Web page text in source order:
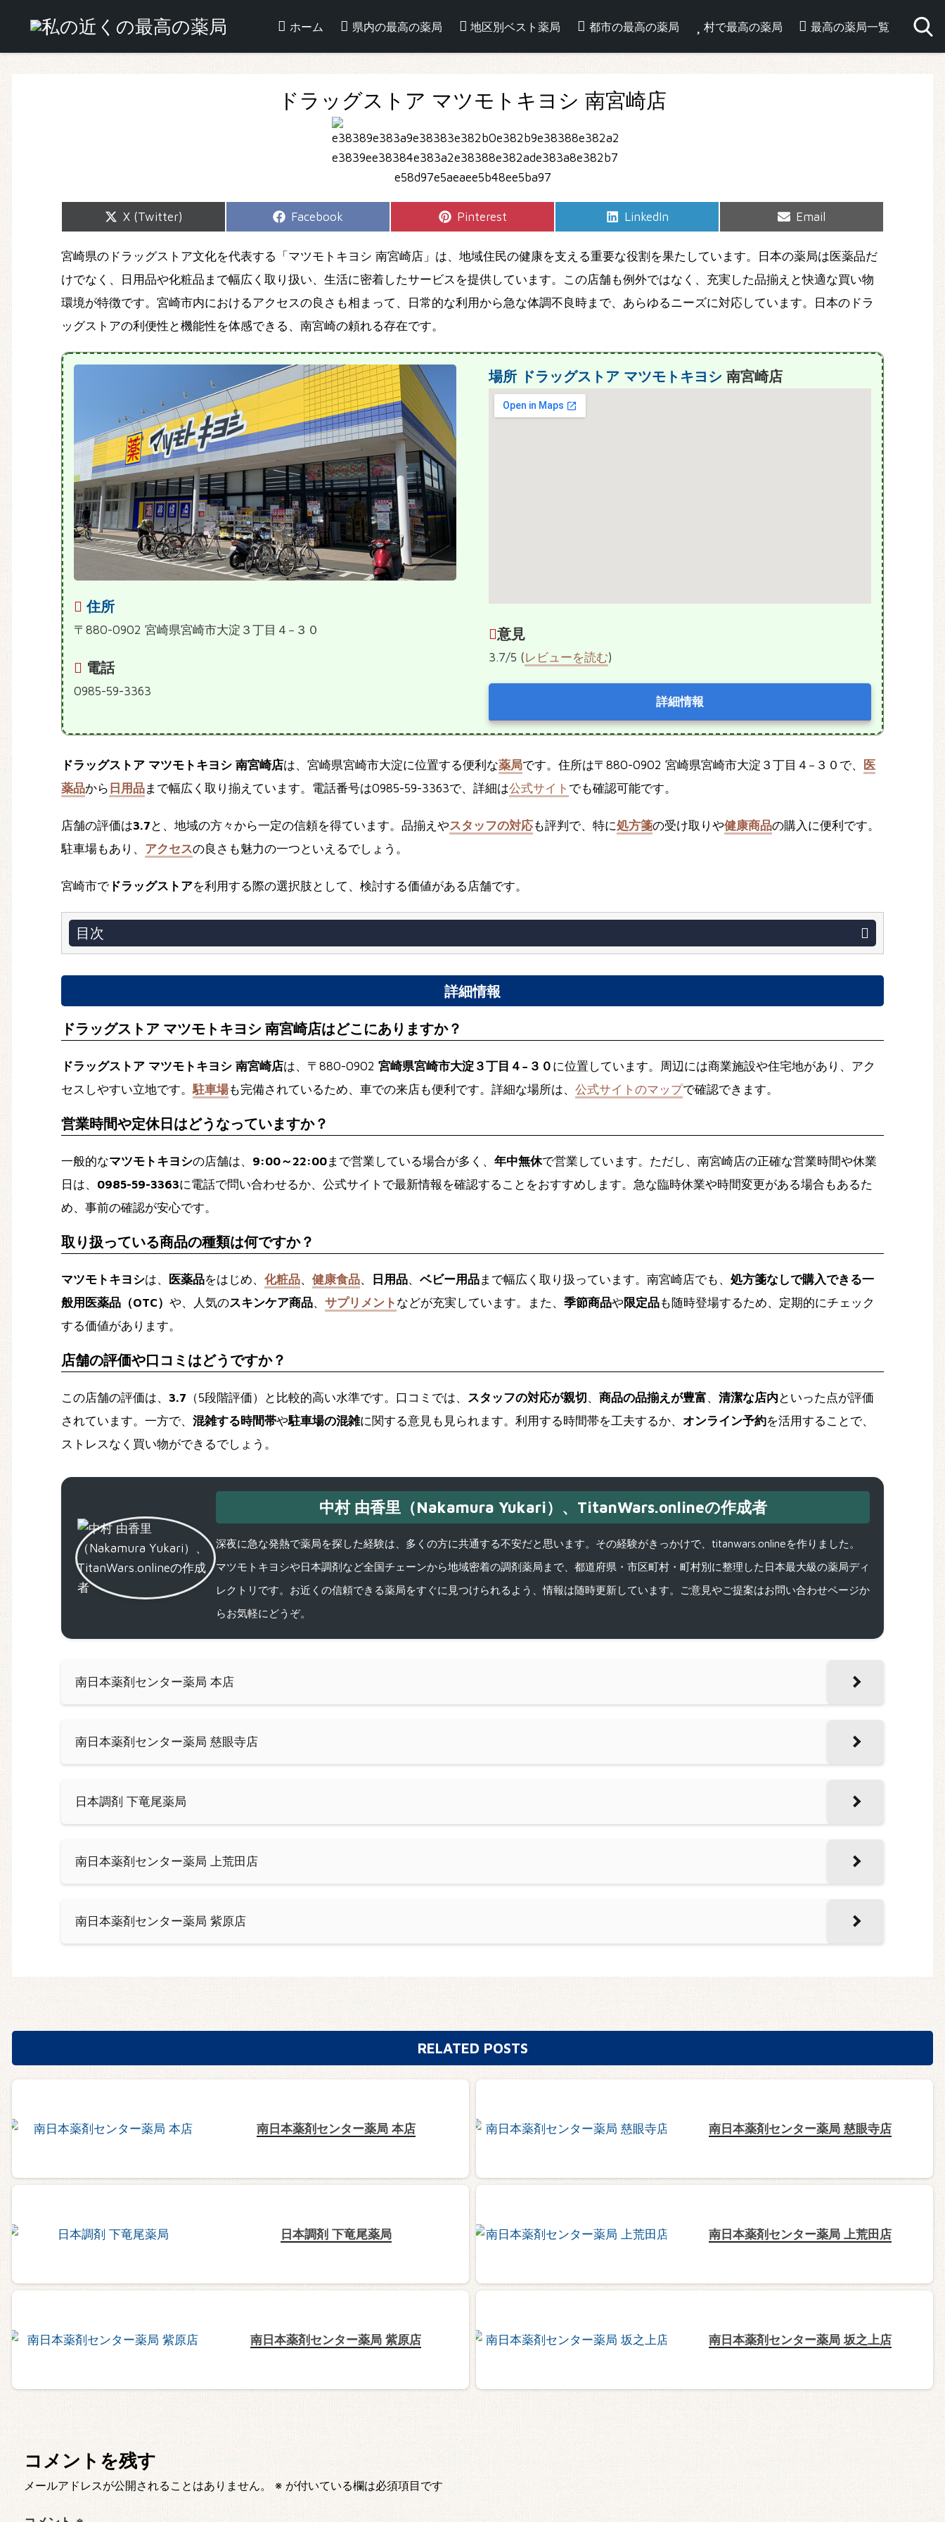
ホーム 県内の最高の薬局 地区別ベスト薬局 都市の最高の薬局 村で最高の薬局 最高の薬局一覧
ドラッグストア マツモトキヨシ 南宮崎店
Share
X (Twitter)
Share
Facebook
Share
Pinterest
Share
LinkedIn
Share
Email
宮崎県のドラッグストア文化を代表する「マツモトキヨシ 南宮崎店」は、地域住民の健康を支える重要な役割を果たしています。日本の薬局は医薬品だ
けでなく、日用品や化粧品まで幅広く取り扱い、生活に密着したサービスを提供しています。この店舗も例外ではなく、充実した品揃えと快適な買い物
環境が特徴です。宮崎市内におけるアクセスの良さも相まって、日常的な利用から急な体調不良時まで、あらゆるニーズに対応しています。日本のドラ
ッグストアの利便性と機能性を体感できる、南宮崎の頼れる存在です。
住所
〒880-0902 宮崎県宮崎市大淀３丁目４−３０
電話
0985-59-3363
場所 ドラッグストア マツモトキヨシ南宮崎店
意見
3.7/5 (レビューを読む)
詳細情報
ドラッグストア マツモトキヨシ 南宮崎店は、宮崎県宮崎市大淀に位置する便利な薬局です。住所は〒880-0902 宮崎県宮崎市大淀３丁目４−３０で、
医
薬品から 日用品まで幅広く取り揃えています。電話番号は0985-59-3363で、詳細は公式サイト でも確認可能です。
店舗の評価は3.7 と、地域の方々から一定の信頼を得ています。品揃えやスタッフの対応も評判で、特に処方箋の受け取りや健康商品の購入に便利です。
駐車場もあり、 アクセスの良さも魅力の一つといえるでしょう。
宮崎市でドラッグストアを利用する際の選択肢として、検討する価値がある店舗です。
目次
詳細情報
ドラッグストア マツモトキヨシ 南宮崎店はどこにありますか？
ドラッグストア マツモトキヨシ 南宮崎店は、〒880-0902 宮崎県宮崎市大淀３丁目４−３０ に位置しています。周辺には商業施設や住宅地があり、アク
セスしやすい立地です。 駐車場も完備されているため、車での来店も便利です。詳細な場所は、 公式サイトのマップで確認できます。
営業時間や定休日はどうなっていますか？
一般的なマツモトキヨシの店舗は、 9:00～22:00まで営業している場合が多く、 年中無休で営業しています。ただし、南宮崎店の正確な営業時間や休業
日は、 0985-59-3363に電話で問い合わせるか、公式サイトで最新情報を確認することをおすすめします。急な臨時休業や時間変更がある場合もあるた
め、事前の確認が安心です。
取り扱っている商品の種類は何ですか？
マツモトキヨシは、 医薬品をはじめ、 化粧品、 健康食品、 日用品、 ベビー用品まで幅広く取り扱っています。南宮崎店でも、 処方箋なしで購入できる一
般用医薬品（OTC） や、人気のスキンケア商品、 サプリメント などが充実しています。また、 季節商品や限定品も随時登場するため、定期的にチェック
する価値があります。
店舗の評価や口コミはどうですか？
この店舗の評価は、 3.7 （5段階評価）と比較的高い水準です。口コミでは、 スタッフの対応が親切、 商品の品揃えが豊富、 清潔な店内 といった点が評価
されています。一方で、 混雑する時間帯や駐車場の混雑に関する意見も見られます。利用する時間帯を工夫するか、 オンライン予約を活用することで、
ストレスなく買い物ができるでしょう。
中村 由香里（Nakamura Yukari）、TitanWars.onlineの作成者
深夜に急な発熱で薬局を探した経験は、多くの方に共通する不安だと思います。その経験がきっかけで、titanwars.onlineを作りました。
マツモトキヨシや日本調剤など全国チェーンから地域密着の調剤薬局まで、都道府県・市区町村・町村別に整理した日本最大級の薬局ディ
レクトリです。お近くの信頼できる薬局をすぐに見つけられるよう、情報は随時更新しています。ご意見やご提案はお問い合わせページか
らお気軽にどうぞ。
南日本薬剤センター薬局 本店
南日本薬剤センター薬局 慈眼寺店
日本調剤 下竜尾薬局
南日本薬剤センター薬局 上荒田店
南日本薬剤センター薬局 紫原店
RELATED POSTS
南日本薬剤センター薬局 本店 南日本薬剤センター薬局 慈眼寺店
日本調剤 下竜尾薬局 南日本薬剤センター薬局 上荒田店
南日本薬剤センター薬局 紫原店 南日本薬剤センター薬局 坂之上店
コメントを残す
メールアドレスが公開されることはありません。 ※ が付いている欄は必須項目です